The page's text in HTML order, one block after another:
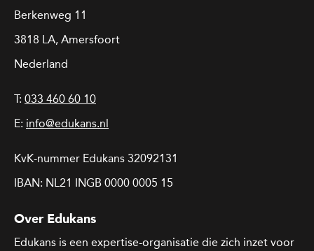
Berkenweg 11
3818 LA, Amersfoort
Nederland
T: 033 460 60 10
E: info@edukans.nl
KvK-nummer Edukans 32092131
IBAN: NL21 INGB 0000 0005 15
Over Edukans
Edukans is een expertise-organisatie die zich inzet voor